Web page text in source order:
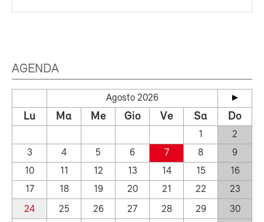
AGENDA
Agosto 2026
Lu Ma Me Gio Ve Sa Do
1
2
3
4 5 6 7 8
9
10
11 12 13 14 15
16
17
18 19 20 21 22
23
24
25 26 27 28 29
30